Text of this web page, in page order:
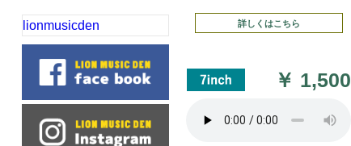
詳しくはこちら
￥ 1,500
lionmusicden